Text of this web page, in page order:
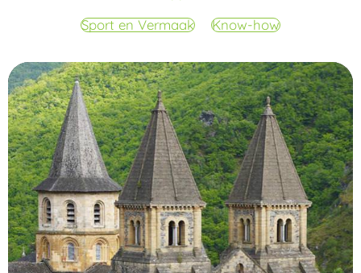
Sport en Vermaak
Know-how